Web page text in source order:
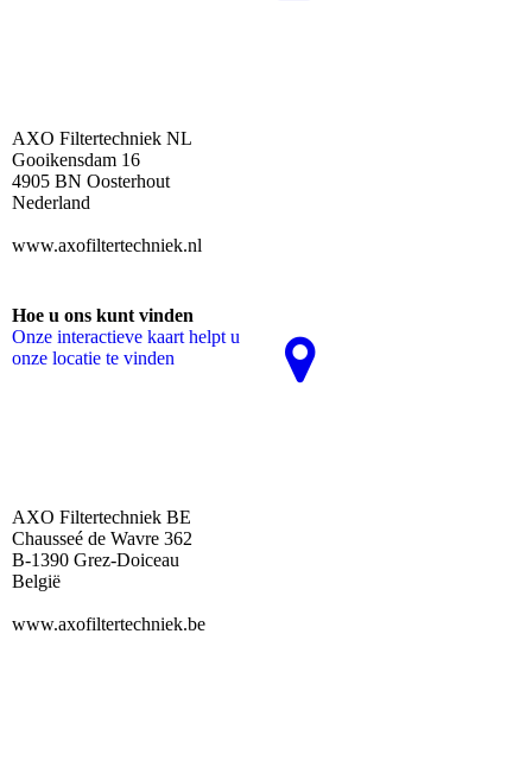
AXO Filtertechniek NL
Gooikensdam 16
4905 BN Oosterhout
Nederland
www.axofiltertechniek.nl
Hoe u ons kunt vinden
Onze interactieve kaart helpt u
onze locatie te vinden
AXO Filtertechniek BE
Chausseé de Wavre 362
B-1390 Grez-Doiceau
België
www.axofiltertechniek.be